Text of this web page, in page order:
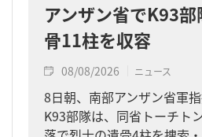
アンザン省でK93
骨11柱を収容
08/08/2026 ニュース
8日朝、南部アンザン省軍
K93部隊は、同省トーチト